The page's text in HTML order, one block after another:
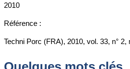
2010
Référence :
Techni Porc (FRA), 2010, vol. 33, n°